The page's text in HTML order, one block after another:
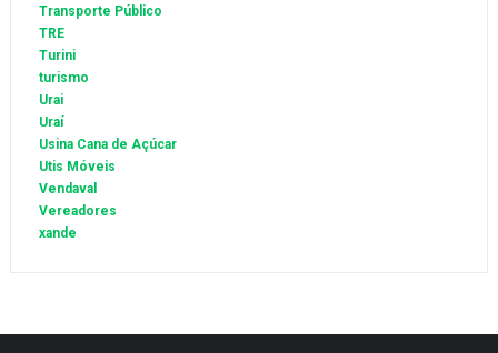
Transporte Público
TRE
Turini
turismo
Urai
Uraí
Usina Cana de Açúcar
Utis Móveis
Vendaval
Vereadores
xande